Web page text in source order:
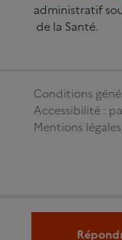
administratif
de la Santé.
Conditions
Accessibilité :
Mentions légales